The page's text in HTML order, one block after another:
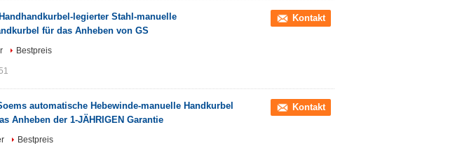
legierter Stahl-manuelle
für das Anheben von GS
Kontakt
Bestpreis
automatische Hebewinde-manuelle Handkurbel
Anheben der 1-JÄHRIGEN Garantie
Kontakt
Bestpreis